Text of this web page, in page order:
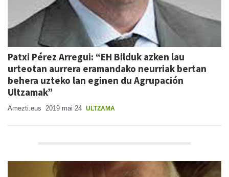
Patxi Pérez Arregui: “EH Bilduk azken lau
urteotan aurrera eramandako neurriak bertan
behera uzteko lan eginen du Agrupación
Ultzamak”
Amezti.eus 2019 mai 24 ULTZAMA